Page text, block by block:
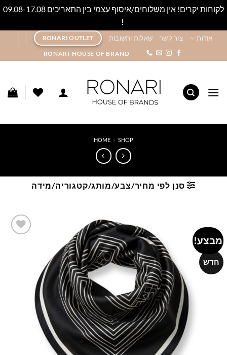
לקוחות יקרים! אין משלוחים/איסוף עצמי בין התאריכים 09.08-17.08
!
content
אודות צור קשר שאלות ותשובות RONARI OUTLET
RONARI-HOUSE OF BRAND
HOME » SHOP
סנן לפי מחיר/צבע/מותג/קטגוריה/מידה
מבצע!
חדש